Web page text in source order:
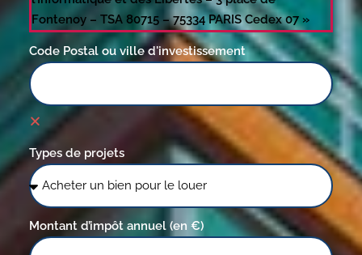
Fontenoy – TSA 80715 – 75334 PARIS Cedex 07 »
Code Postal ou ville d'investissement
Types de projets
Montant d’impôt annuel (en €)